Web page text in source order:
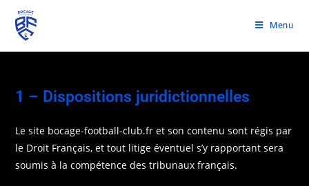
Menu
1 – Dispositions juridictionnelles
Le site bocage-football-club.fr et son contenu sont régis par
le Droit Français, et tout litige éventuel s’y rapportant sera
soumis à la compétence des tribunaux français.